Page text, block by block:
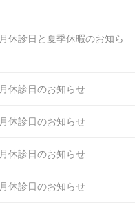
休診日と夏季休暇のお知ら
休診日のお知らせ
休診日のお知らせ
休診日のお知らせ
休診日のお知らせ